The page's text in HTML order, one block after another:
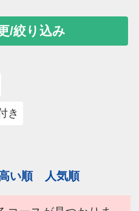
/絞り込み
き
い順 人気順